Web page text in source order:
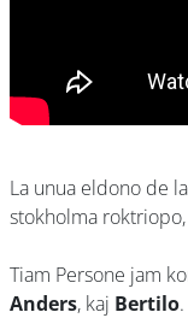
La unua eldono de
stokholma
Tiam Persone jam
Anders, kaj Bertilo.